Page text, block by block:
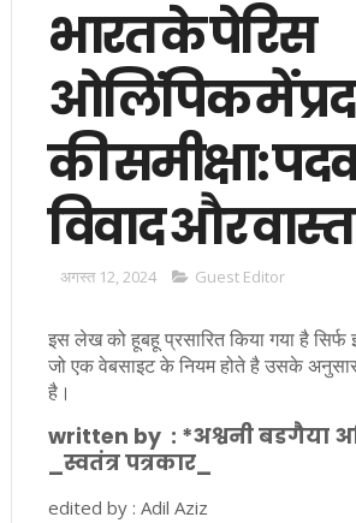
भारत के पेरिस
ओलिंपिक में
की समीक्षा:
विवाद और
अगस्त 12, 2024 Guest Editor
इस लेख को हूबहू प्रसारित किया गया है
जो एक वेबसाइट के नियम होते है उसके अनुसार
है।
written by : *अश्वनी बडगैया
_स्वतंत्र पत्रकार_
edited by : Adil Aziz